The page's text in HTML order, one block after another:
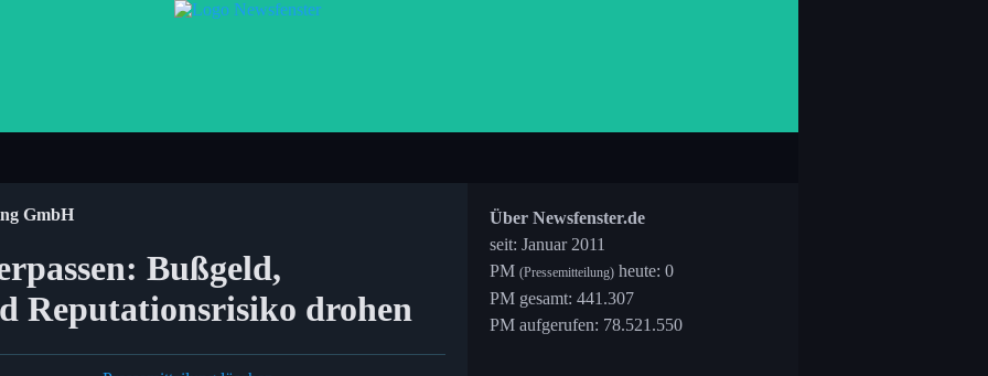
GmbH
Bußgeld,
Reputationsrisiko drohen
Über Newsfenster.de
seit: Januar 2011
PM (Pressemitteilung) heute: 0
PM gesamt: 441.307
PM aufgerufen: 78.521.550